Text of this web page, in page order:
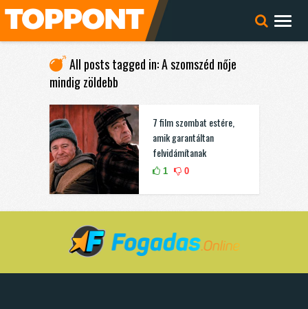
All posts tagged in: A szomszéd nője
mindig zöldebb
7 film szombat estére,
amik garantáltan
felvidámítanak
1 0